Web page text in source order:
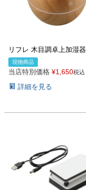
リフレ 木目調卓上加湿器
現物商品
当店特別価格 ¥1,650税込
詳細を見る